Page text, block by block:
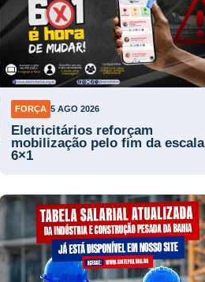
FORÇA 5 AGO 2026
Eletricitários reforçam
mobilização pelo fim da escala
6×1